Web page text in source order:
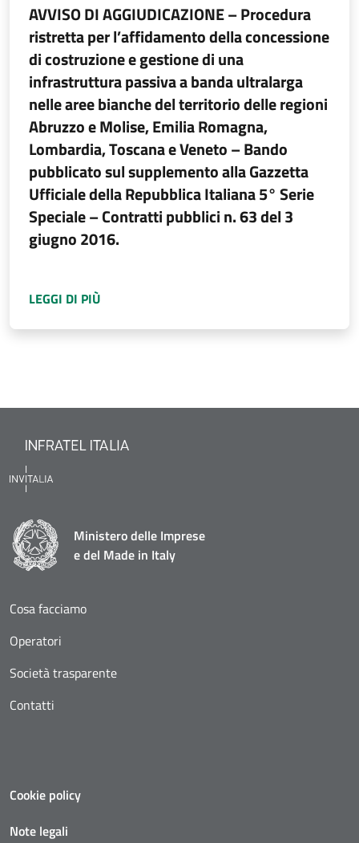
AVVISO DI AGGIUDICAZIONE – Procedura
ristretta per l’affidamento della concessione
di costruzione e gestione di una
infrastruttura passiva a banda ultralarga
nelle aree bianche del territorio delle regioni
Abruzzo e Molise, Emilia Romagna,
Lombardia, Toscana e Veneto – Bando
pubblicato sul supplemento alla Gazzetta
Ufficiale della Repubblica Italiana 5° Serie
Speciale – Contratti pubblici n. 63 del 3
giugno 2016.
LEGGI DI PIÙ
Ministero delle Imprese
e del Made in Italy
Cosa facciamo
Operatori
Società trasparente
Contatti
Cookie policy
Note legali